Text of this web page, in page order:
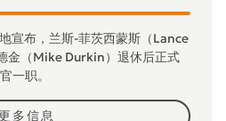
宣布，兰斯-菲茨西蒙斯（Lance
金（Mike Durkin）退休后正式
一职。
多信息